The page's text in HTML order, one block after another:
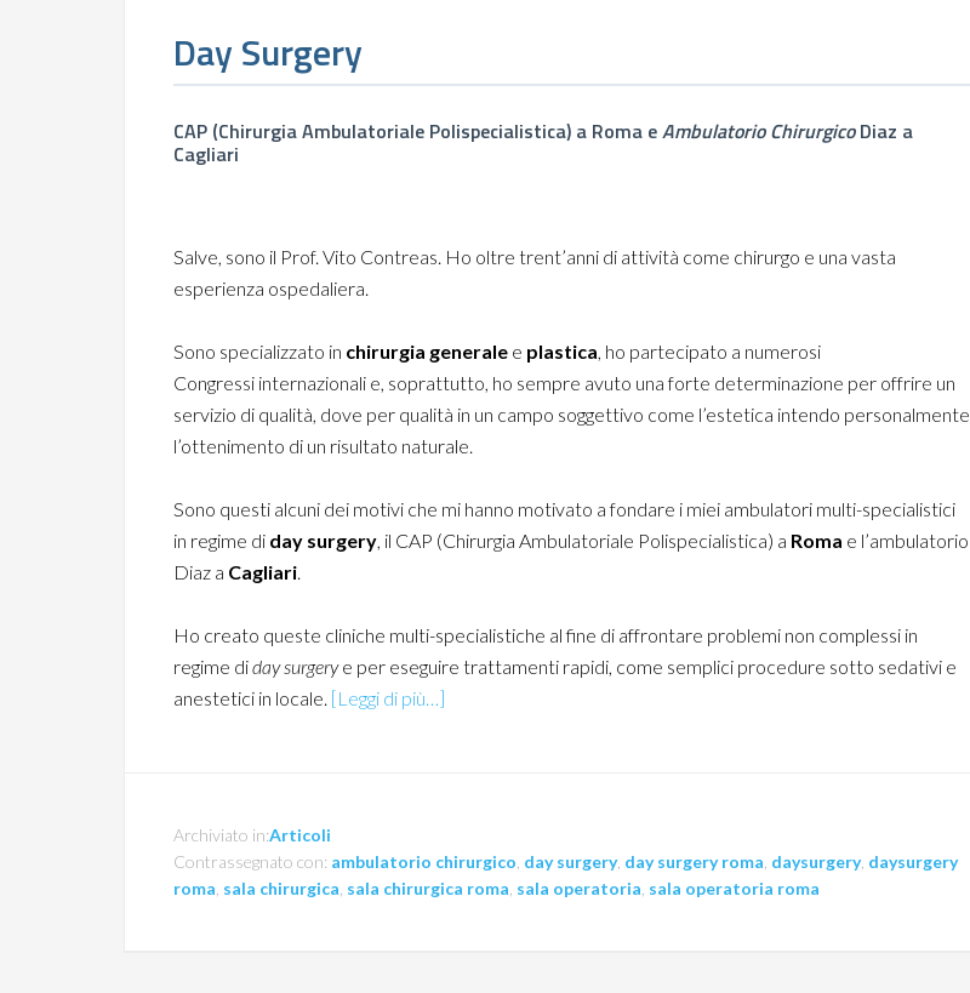
Day Surgery
CAP (Chirurgia Ambulatoriale Polispecialistica) a Roma eAmbulatorio ChirurgicoDiaz a
Cagliari
Salve, sono il Prof. Vito Contreas. Ho oltre trent’anni di attività come chirurgo e una vasta
esperienza ospedaliera.
Sono specializzato in chirurgia generale e plastica , ho partecipato a numerosi
Congressi internazionali e, soprattutto, ho sempre avuto una forte determinazione per offrire un
servizio di qualità, dove per qualità in un campo soggettivo come l’estetica intendo personalmente
l’ottenimento di un risultato naturale.
Sono questi alcuni dei motivi che mi hanno motivato a fondare i miei ambulatori multi-specialistici
in regime di day surgery , il CAP (Chirurgia Ambulatoriale Polispecialistica) a Roma e l’ambulatorio
Diaz a Cagliari
Ho creato queste cliniche multi-specialistiche al fine di affrontare problemi non complessi in
regime diday surgerye per eseguire trattamenti rapidi, come semplici procedure sotto sedativi e
anestetici in locale. [Leggi di più…]
Archiviato in:Articoli
Contrassegnato con: ambulatorio chirurgico day surgery, day surgery roma daysurgery, daysurgery
roma sala chirurgica sala chirurgica roma sala operatoria sala operatoria roma